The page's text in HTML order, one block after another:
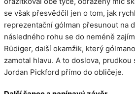
se však přesvědčil jen o tom, jak
reprezentační gólman přesunout na
následného rohu se do neméně
Rüdiger, další okamžik, který
zamotal hlavu. A to doslova,
Jordan Pickford přímo do obličeje.